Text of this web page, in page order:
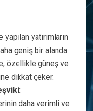
yatırımların
geniş bir alanda
özellikle güneş ve
dikkat çeker.
daha verimli ve